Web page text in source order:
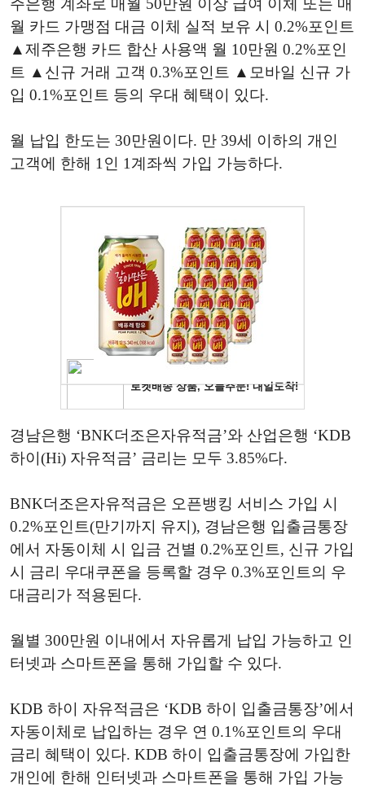
월 카드 가맹점 대금 이체 실적 보유 시 0.2%포인트
▲제주은행 카드 합산 사용액 월 10만원 0.2%포인
트 ▲신규 거래 고객 0.3%포인트 ▲모바일 신규 가
입 0.1%포인트 등의 우대 혜택이 있다.
월 납입 한도는 30만원이다. 만 39세 이하의 개인
고객에 한해 1인 1계좌씩 가입 가능하다.
경남은행 ‘BNK더조은자유적금’와 산업은행 ‘KDB
하이(Hi) 자유적금’ 금리는 모두 3.85%다.
BNK더조은자유적금은 오픈뱅킹 서비스 가입 시
0.2%포인트(만기까지 유지), 경남은행 입출금통장
에서 자동이체 시 입금 건별 0.2%포인트, 신규 가입
시 금리 우대쿠폰을 등록할 경우 0.3%포인트의 우
대금리가 적용된다.
월별 300만원 이내에서 자유롭게 납입 가능하고 인
터넷과 스마트폰을 통해 가입할 수 있다.
KDB 하이 자유적금은 ‘KDB 하이 입출금통장’에서
자동이체로 납입하는 경우 연 0.1%포인트의 우대
금리 혜택이 있다. KDB 하이 입출금통장에 가입한
개인에 한해 인터넷과 스마트폰을 통해 가입 가능